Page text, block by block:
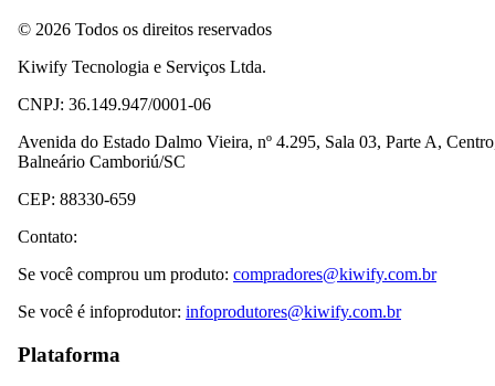
© 2026 Todos os direitos reservados
Kiwify Tecnologia e Serviços Ltda.
CNPJ: 36.149.947/0001-06
Avenida do Estado Dalmo Vieira, nº 4.295, Sala 03, Parte A,
Balneário Camboriú/SC
CEP: 88330-659
Contato:
Se você comprou um produto: compradores@kiwify.com.br
Se você é infoprodutor: infoprodutores@kiwify.com.br
Plataforma